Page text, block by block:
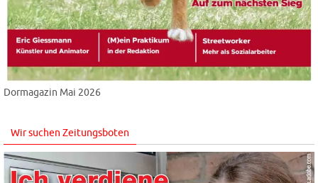
Dormagazin Mai 2026
Wir suchen Zeitungsboten